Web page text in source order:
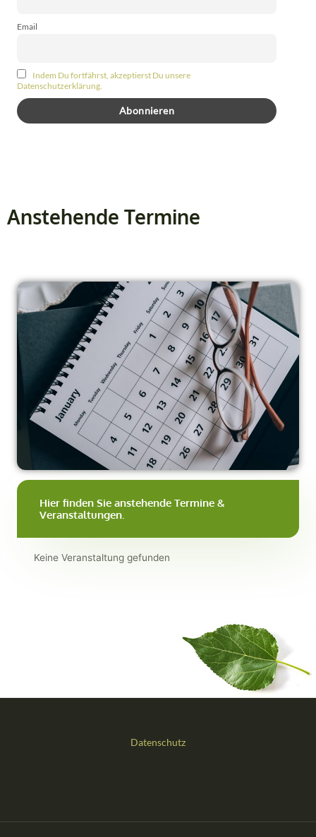
Email
Indem Du fortfährst, akzeptierst Du unsere
Datenschutzerklärung.
Anstehende Termine
Hier finden Sie anstehende Termine &
Veranstaltungen.
Keine Veranstaltung gefunden
Datenschutz